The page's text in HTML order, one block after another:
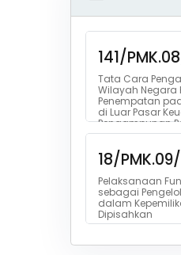
141/
Tata Cara
Wilayah Negara
Penempatan
di Luar Pasar
Pengampunan
18/
Pelaksanaan
sebagai
dalam
Dipisahkan